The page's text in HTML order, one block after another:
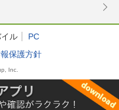
ル
PC
保護方針
Inc.